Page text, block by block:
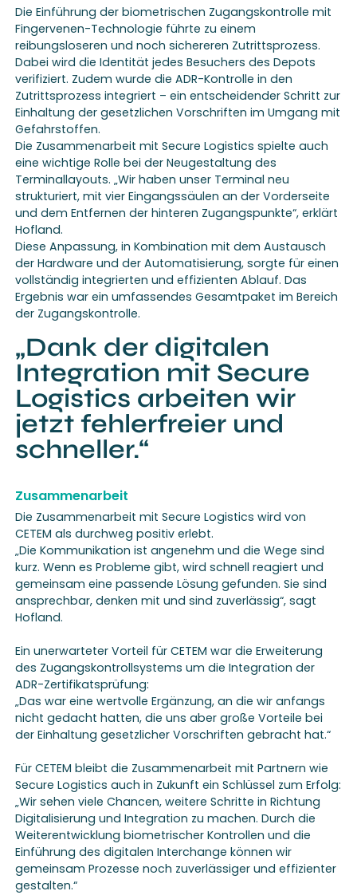
Die Einführung der biometrischen Zugangskontrolle mit
Fingervenen-Technologie führte zu einem
reibungsloseren und noch sichereren Zutrittsprozess.
Dabei wird die Identität jedes Besuchers des Depots
verifiziert. Zudem wurde die ADR-Kontrolle in den
Zutrittsprozess integriert – ein entscheidender Schritt zur
Einhaltung der gesetzlichen Vorschriften im Umgang mit
Gefahrstoffen.
Die Zusammenarbeit mit Secure Logistics spielte auch
eine wichtige Rolle bei der Neugestaltung des
Terminallayouts. „Wir haben unser Terminal neu
strukturiert, mit vier Eingangssäulen an der Vorderseite
und dem Entfernen der hinteren Zugangspunkte“, erklärt
Hofland.
Diese Anpassung, in Kombination mit dem Austausch
der Hardware und der Automatisierung, sorgte für einen
vollständig integrierten und effizienten Ablauf. Das
Ergebnis war ein umfassendes Gesamtpaket im Bereich
der Zugangskontrolle.
„Dank der digitalen
Integration mit Secure
Logistics arbeiten wir
jetzt fehlerfreier und
schneller.“
Zusammenarbeit
Die Zusammenarbeit mit Secure Logistics wird von
CETEM als durchweg positiv erlebt.
„Die Kommunikation ist angenehm und die Wege sind
kurz. Wenn es Probleme gibt, wird schnell reagiert und
gemeinsam eine passende Lösung gefunden. Sie sind
ansprechbar, denken mit und sind zuverlässig“, sagt
Hofland.
Ein unerwarteter Vorteil für CETEM war die Erweiterung
des Zugangskontrollsystems um die Integration der
ADR-Zertifikatsprüfung:
„Das war eine wertvolle Ergänzung, an die wir anfangs
nicht gedacht hatten, die uns aber große Vorteile bei
der Einhaltung gesetzlicher Vorschriften gebracht hat.“
Für CETEM bleibt die Zusammenarbeit mit Partnern wie
Secure Logistics auch in Zukunft ein Schlüssel zum Erfolg:
„Wir sehen viele Chancen, weitere Schritte in Richtung
Digitalisierung und Integration zu machen. Durch die
Weiterentwicklung biometrischer Kontrollen und die
Einführung des digitalen Interchange können wir
gemeinsam Prozesse noch zuverlässiger und effizienter
gestalten.“